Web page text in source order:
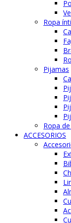
Ropa
Pijamas
Ropa
ACCESORIOS